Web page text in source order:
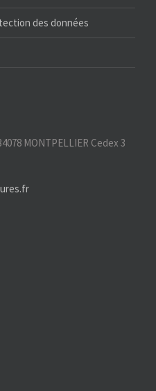
des données
MONTPELLIER Cedex 3